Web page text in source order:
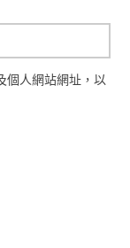
個人網站網址，以